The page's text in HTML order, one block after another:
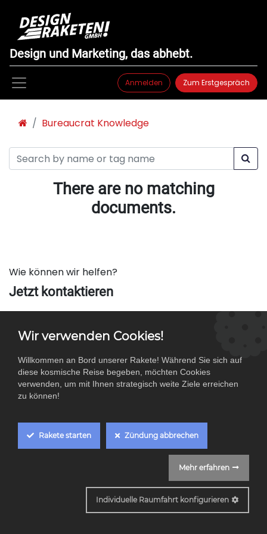
Design und Marketing, das abhebt.
Anmelden Zum Erstgespräch
Bureaucrat Knowledge
There are no matching
documents.
Wie können wir helfen?
Jetzt kontaktieren
Rufen Sie uns an
Schreiben Sie uns
Wir verwenden Cookies!
Willkommen an Bord unserer Rakete! Während Sie sich auf
diese kosmische Reise begeben, möchten Cookies
verwenden, um mit Ihnen strategisch weite Ziele erreichen
zu können!
Rakete starten Zündung abbrechen
Mehr erfahren
Individuelle Raumfahrt konfigurieren